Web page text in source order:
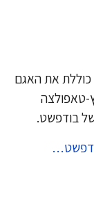
את האגם